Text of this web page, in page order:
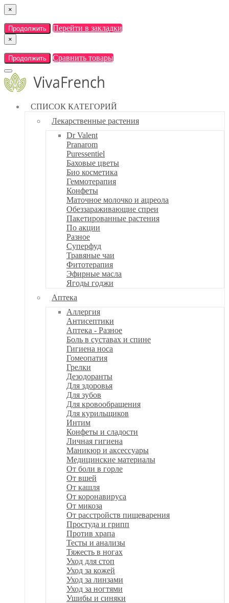
×
Продолжить Перейти в закладки
×
Продолжить Сравнить товары
СПИСОК КАТЕГОРИЙ
Лекарственные растения
Dr Valent
Pranarom
Puressentiel
Баховые цветы
Био косметика
Геммотерапия
Конфеты
Маточное молочко и ацреола
Обеззараживающие спреи
Пакетированные растения
По акции
Разное
Суперфуд
Травяные чаи
Фитотерапия
Эфирные масла
Ягоды годжи
Аптека
Аллергия
Антисептики
Аптека - Разное
Боль в суставах и спине
Гигиена носа
Гомеопатия
Грелки
Дезодоранты
Для здоровья
Для зубов
Для кровообращения
Для курильщиков
Интим
Конфеты и сладости
Личная гигиена
Маникюр и аксессуары
Медицинские материалы
От боли в горле
От вшей
От кашля
От коронавируса
От микоза
От расстройств пищеварения
Простуда и грипп
Против храпа
Тесты и анализы
Тяжесть в ногах
Уход для стоп
Уход за кожей
Уход за линзами
Уход за ногтями
Ушибы и синяки